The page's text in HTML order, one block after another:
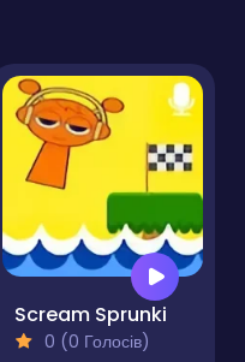
Scream Sprunki
0 (0 Голосів)